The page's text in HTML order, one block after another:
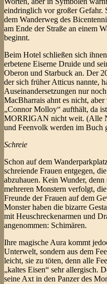
eindringlich vor großer Gefahr.
dem Wanderweg des
am Ende der Straße an einem
beginnt.
Beim Hotel schließen sich
erbetene Eiserne Druide und
Oberon und Starbuck an. Der
der sich früher Atticus nannte,
Auseinandersetzungen nur
MacBharrais ahnt es nicht,
„Connor Molloy“ aufthält, da
MORRIGAN nicht weit. (Alle
und Feenvolk werden im Buch
Schreie
Schon auf dem
schreiende Frauen entgegen,
abzuhauen. Kein Wunder, denn
mehreren Monstern verfolgt,
Freunde der Frauen auf dem
Monster haben die bizarre
mit Heuschreckenarmen und
angenommen: Schimären.
Ihre magische Aura kommt
Unterwelt, sondern aus dem
leicht, sie zu töten, denn alle
„kaltes Eisen“ sehr allergisch.
seine Axt in den Panzer des